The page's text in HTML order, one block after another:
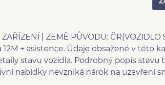
přední světla LED
Apple CarPlay
asistent jízdy v jízdním
asistent jízdy v koloně
ZAŘÍZENÍ | ZEMĚ PŮVODU:
12M + asistence. Údaje obsažené v této
stavu vozidla. Podrobný popis stavu
nabídky nevzniká nárok na uzavření